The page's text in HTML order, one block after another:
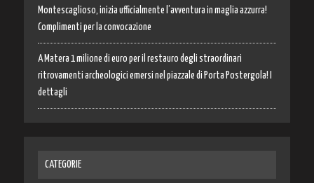
Montescaglioso, inizia ufficialmente l’avventura in maglia azzurra!
Complimenti per la convocazione
A Matera 1 milione di euro per il restauro degli straordinari
ritrovamenti archeologici emersi nel piazzale di Porta Postergola! I
dettagli
CATEGORIE